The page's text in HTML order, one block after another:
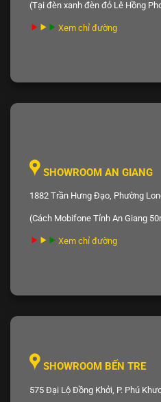
(Tại đèn xanh đèn đỏ Lê Hồng
Xem chỉ đường
SHOWROOM AN GIANG
1882 Trần Hưng Đạo, Phường
(Cách Mobifone Tỉnh An Giang
Xem chỉ đường
SHOWROOM BẾN TRE
575 Đại Lộ Đồng Khởi, P. Phú